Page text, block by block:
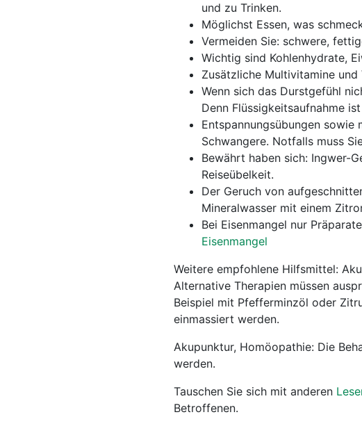
und zu Trinken.
Möglichst Essen, was
Vermeiden Sie: schwere,
Wichtig sind Kohlenhydrate,
Zusätzliche Multivitamine
Wenn sich das Durstgefühl
Denn Flüssigkeitsaufnahme
Entspannungsübungen sowie
Schwangere. Notfalls muss
Bewährt haben sich: Ingwer-
Reiseübelkeit.
Der Geruch von
Mineralwasser mit einem
Bei Eisenmangel nur
Eisenmangel
Weitere empfohlene Hilfsmittel:
Alternative Therapien müssen
Beispiel mit Pfefferminzöl oder
einmassiert werden.
Akupunktur, Homöopathie: Die
werden.
Tauschen Sie sich mit anderen
Betroffenen.